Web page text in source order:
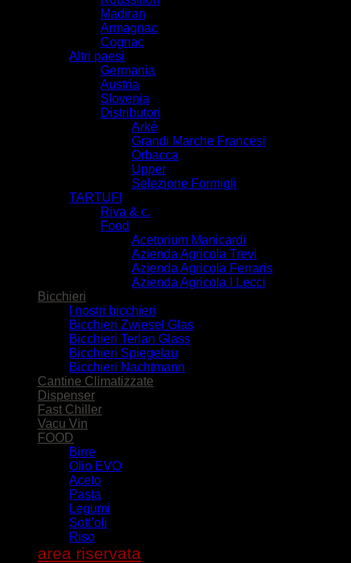
Madiran
Armagnac
Cognac
Altri paesi
Germania
Austria
Slovenia
Distributori
Arké
Grandi Marche Francesi
Orbacca
Upper
Selezione Formigli
TARTUFI
Riva & c.
Food
Acetorium Manicardi
Azienda Agricola Trevi
Azienda Agricola Ferraris
Azienda Agricola I Lecci
Bicchieri
I nostri bicchieri
Bicchieri Zwiesel Glas
Bicchieri Terlan Glass
Bicchieri Spiegelau
Bicchieri Nachtmann
Cantine Climatizzate
Dispenser
Fast Chiller
Vacu Vin
FOOD
Birre
Olio EVO
Aceto
Pasta
Legumi
Sott’oli
Riso
area riservata